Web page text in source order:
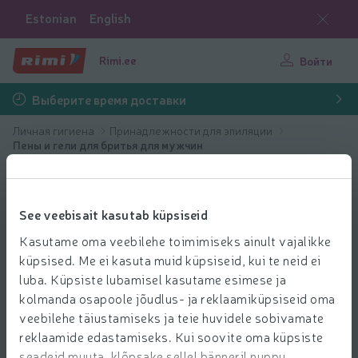
See veebisait kasutab küpsiseid
Kasutame oma veebilehe toimimiseks ainult vajalikke
küpsised. Me ei kasuta muid küpsiseid, kui te neid ei
luba. Küpsiste lubamisel kasutame esimese ja
kolmanda osapoole jõudlus- ja reklaamiküpsiseid oma
veebilehe täiustamiseks ja teie huvidele sobivamate
reklaamide edastamiseks. Kui soovite oma küpsiste
Estonian English
Rimi.ee Войти
Выберите время доставки
Личная гигиена
Принадлежности для эпиляции
Пены и гели для бритья для мужчин